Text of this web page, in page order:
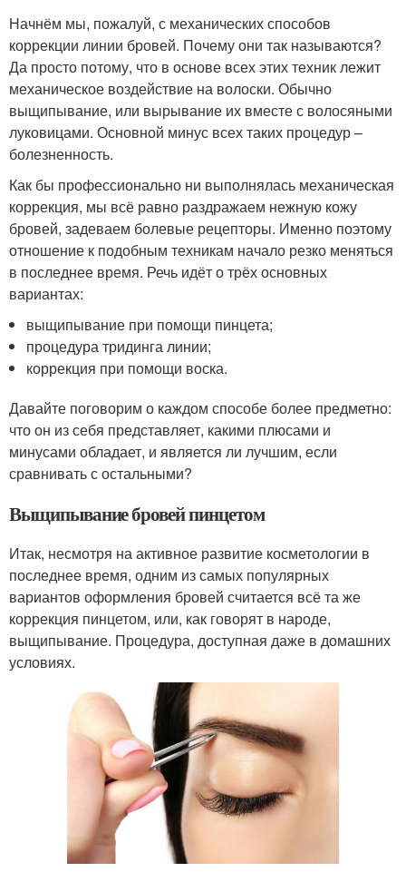
Начнём мы, пожалуй, с механических способов
коррекции линии бровей. Почему они так называются?
Да просто потому, что в основе всех этих техник лежит
механическое воздействие на волоски. Обычно
выщипывание, или вырывание их вместе с волосяными
луковицами. Основной минус всех таких процедур –
болезненность.
Как бы профессионально ни выполнялась механическая
коррекция, мы всё равно раздражаем нежную кожу
бровей, задеваем болевые рецепторы. Именно поэтому
отношение к подобным техникам начало резко меняться
в последнее время. Речь идёт о трёх основных
вариантах:
выщипывание при помощи пинцета;
процедура тридинга линии;
коррекция при помощи воска.
Давайте поговорим о каждом способе более предметно:
что он из себя представляет, какими плюсами и
минусами обладает, и является ли лучшим, если
сравнивать с остальными?
Выщипывание бровей пинцетом
Итак, несмотря на активное развитие косметологии в
последнее время, одним из самых популярных
вариантов оформления бровей считается всё та же
коррекция пинцетом, или, как говорят в народе,
выщипывание. Процедура, доступная даже в домашних
условиях.